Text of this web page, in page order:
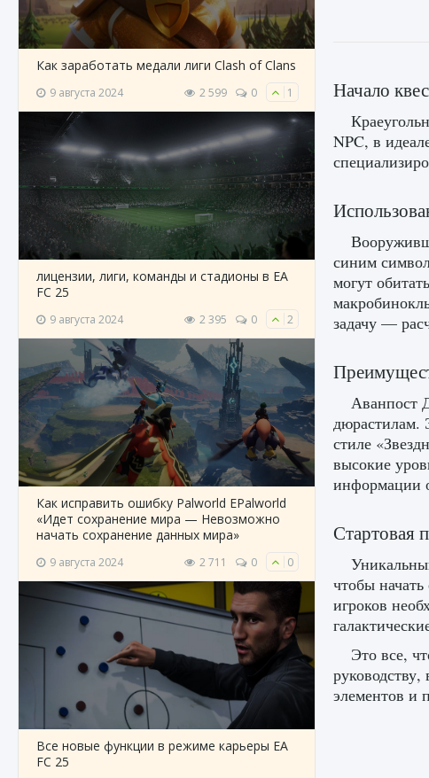
Как заработать медали лиги Clash of Clans
9 августа 2024 2 599 0 1
лицензии, лиги, команды и стадионы в EA
FC 25
9 августа 2024 2 395 0 2
Как исправить ошибку Palworld EPalworld
«Идет сохранение мира — Невозможно
начать сохранение данных мира»
9 августа 2024 2 711 0 0
Все новые функции в режиме карьеры EA
FC 25
Начало
NPC, в
синим
могут
задачу —
Аванпост
дюрастилам.
стиле
высокие
информации
Стартовая
чтобы
игроков
Это все,
элементов и